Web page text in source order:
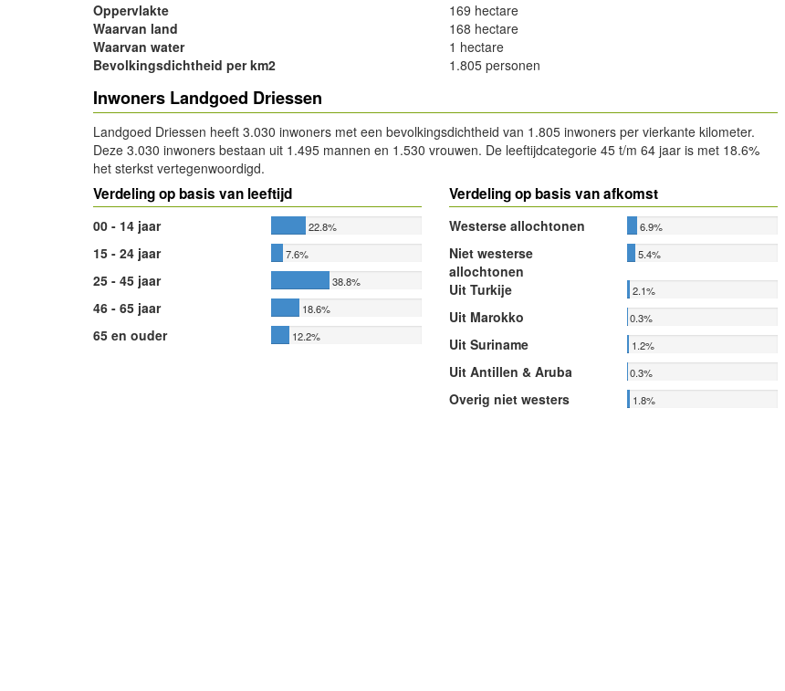
Oppervlakte
169 hectare
Waarvan land
168 hectare
Waarvan water
1 hectare
Bevolkingsdichtheid per km2
1.805 personen
Inwoners Landgoed Driessen
Landgoed Driessen heeft 3.030 inwoners met een bevolkingsdichtheid van 1.805 inwoners per vierkante kilometer.
Deze 3.030 inwoners bestaan uit 1.495 mannen en 1.530 vrouwen. De leeftijdcategorie 45 t/m 64 jaar is met 18.6%
het sterkst vertegenwoordigd.
Verdeling op basis van leeftijd
00 - 14 jaar 22.8%
15 - 24 jaar 7.6%
25 - 45 jaar 38.8%
46 - 65 jaar 18.6%
65 en ouder 12.2%
Verdeling op basis van afkomst
Westerse allochtonen 6.9%
Niet westerse
allochtonen
5.4%
Uit Turkije 2.1%
Uit Marokko 0.3%
Uit Suriname 1.2%
Uit Antillen & Aruba 0.3%
Overig niet westers 1.8%